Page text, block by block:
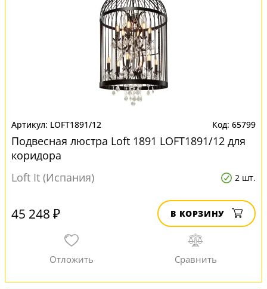
LOFT1891/12 65799
Подвесная люстра Loft 1891 LOFT1891/12 для
коридора
Loft It (Испания)
2 шт.
45 248 ₽ В КОРЗИНУ